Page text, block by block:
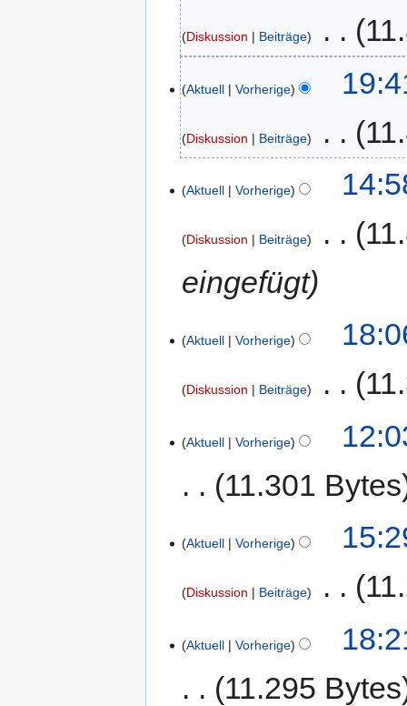
Diskussion Beiträge
Aktuell Vorherige
Diskussion Beiträge
Aktuell Vorherige
Diskussion Beiträge
eingefügt
Aktuell Vorherige
Diskussion Beiträge
Aktuell Vorherige
11.301 Bytes
Aktuell Vorherige
Diskussion Beiträge
Aktuell Vorherige
11.295 Bytes